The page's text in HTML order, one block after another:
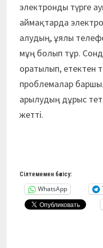
электронды түрге
аймақтарда
алудың, ұялы
мұң болып тұр.
оратылып, етектен
проблемалар
арылудың дұрыс
жетті.
Сілтемемен бөлісу:
WhatsApp